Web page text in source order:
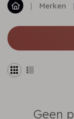
| Merken |
Geen